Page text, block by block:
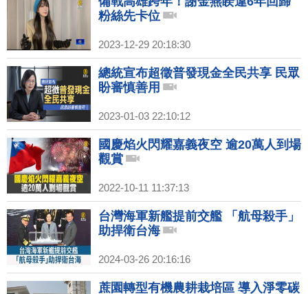
粉絲先卡位
2023-12-29 20:18:30
總統宣布超徵普發現金全民共享 民眾
盼審慎善用
2023-01-03 22:10:12
國慶焰火閃耀嘉義夜空 逾20萬人到場
觀賞
2022-10-11 11:37:13
台灣海軍新艦提前交艦 「航母殺手」
助捍衛台海
2024-03-26 20:16:16
蔗園轉型有機農耕栽培區 導入淨零碳